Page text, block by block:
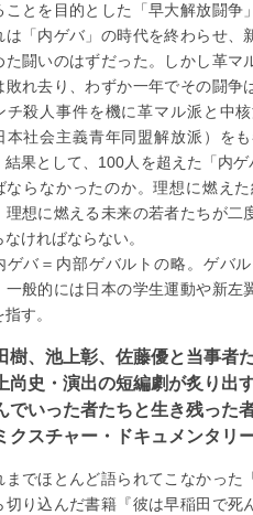
ことを目的とした「早大解放闘争
は「内ゲバ」の時代を終わらせ、
た闘いのはずだった。しかし革マ
敗れ去り、わずか一年でその闘争
チ殺人事件を機に革マル派と中
本社会主義青年同盟解放派）を
結果として、100人を超えた「内
ならなかったのか。理想に燃え
理想に燃える未来の若者たちが二
なければならない。
バ＝内部ゲバルトの略。ゲバ
一般的には日本の学生運動や新左
す。
樹、池上彰、佐藤優と当事者
尚史・演出の短編劇が炙り出
でいった者たちと生き残った
クスチャー・ドキュメンタリ
までほとんど語られてこなかった
切り込んだ書籍『彼は早稲田で死